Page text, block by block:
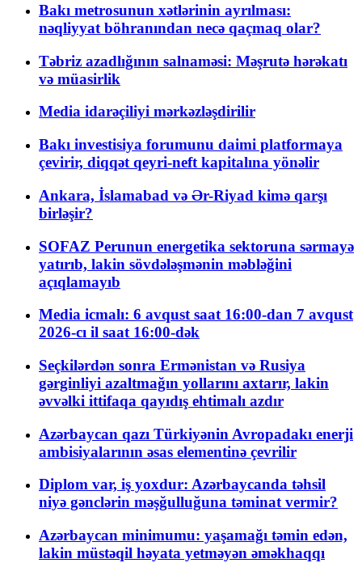
Bakı metrosunun xətlərinin ayrılması:
nəqliyyat böhranından necə qaçmaq olar?
Təbriz azadlığının salnaməsi: Məşrutə hərəkatı
və müasirlik
Media idarəçiliyi mərkəzləşdirilir
Bakı investisiya forumunu daimi platformaya
çevirir, diqqət qeyri-neft kapitalına yönəlir
Ankara, İslamabad və Ər-Riyad kimə qarşı
birləşir?
SOFAZ Perunun energetika sektoruna sərmayə
yatırıb, lakin sövdələşmənin məbləğini
açıqlamayıb
Media icmalı: 6 avqust saat 16:00-dan 7 avqust
2026-cı il saat 16:00-dək
Seçkilərdən sonra Ermənistan və Rusiya
gərginliyi azaltmağın yollarını axtarır, lakin
əvvəlki ittifaqa qayıdış ehtimalı azdır
Azərbaycan qazı Türkiyənin Avropadakı enerji
ambisiyalarının əsas elementinə çevrilir
Diplom var, iş yoxdur: Azərbaycanda təhsil
niyə gənclərin məşğulluğuna təminat vermir?
Azərbaycan minimumu: yaşamağı təmin edən,
lakin müstəqil həyata yetməyən əməkhaqqı